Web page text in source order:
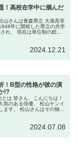
！高校在学中に掴んだ
山さんは青森県立 大湊高等
年に開校した県立の共学
れ、 現在は単位制の総合
2024.12.21
！B型の性格が彼の演
!?
は 皆さん、こんにちは！
気のある俳優、 松山ケンイ
す。 松山さんはその独特
2024.07.08